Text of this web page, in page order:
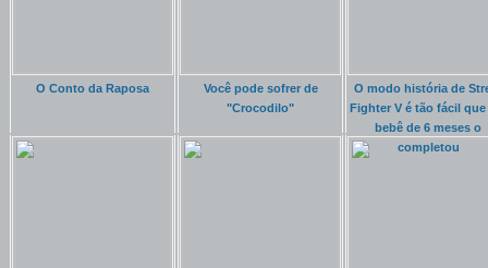
O Conto da Raposa
Você pode sofrer de
"Crocodilo"
O modo história de
Fighter V é tão fácil que
bebê de 6 meses o
completou